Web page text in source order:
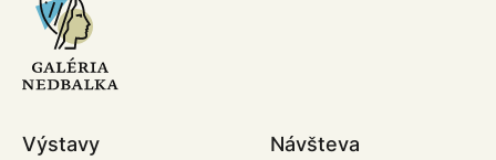
Výstavy Návšteva